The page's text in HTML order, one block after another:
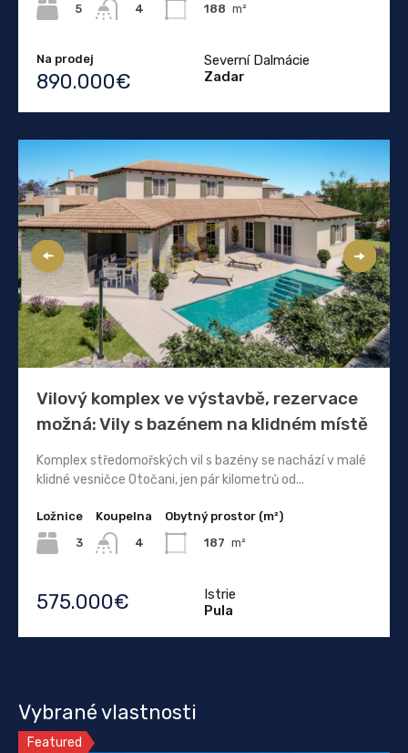
5
4
188 m²
Na prodej
890.000€
Severní Dalmácie
Zadar
Vilový komplex ve výstavbě, rezervace
možná: Vily s bazénem na klidném místě
Komplex středomořských vil s bazény se nachází v malé
klidné vesničce Otočani, jen pár kilometrů od...
Ložnice
3
Koupelna
4
Obytný prostor (m²)
187 m²
575.000€
Istrie
Pula
Vybrané vlastnosti
Featured